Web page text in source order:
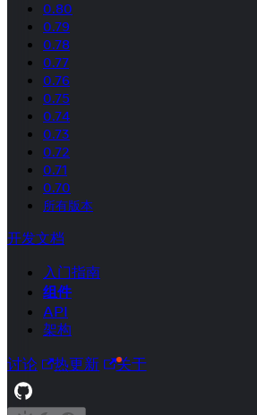
0.80
0.79
0.78
0.77
0.76
0.75
0.74
0.73
0.72
0.71
0.70
所有版本
开发文档
入门指南
组件
API
架构
讨论 热更新 关于